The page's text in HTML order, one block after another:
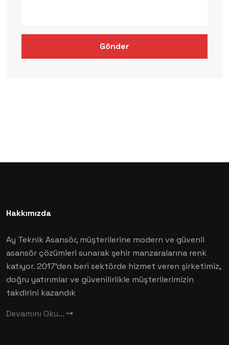
Gönder
Hakkımızda
Ay Teknik Asansör, müşterilerine modern ve güvenli
asansör çözümleri sunarak şehir manzaralarına renk
katıyor. 2017'den beri sektörde hizmet veren şirketimiz,
doğru yatırımlar ve güvenilirlikle müşterilerimizin
takdirini kazandık
Devamını Oku...